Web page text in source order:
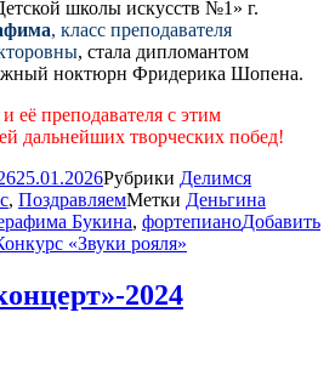
школы искусств №1» г.
, класс преподавателя
, стала дипломантом
ноктюрн Фридерика Шопена.
её преподавателя с этим
дальнейших творческих побед!
25.01.2026Рубрики Делимся
, ПоздравляемМетки Деньгина
Букина, фортепианоДобавить
«Звуки рояля»
2024